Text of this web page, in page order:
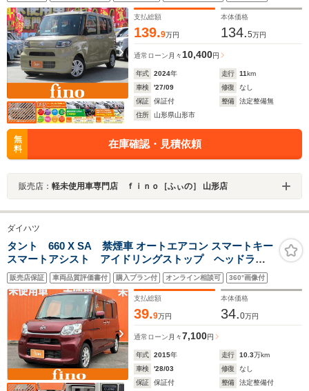
イビーム コーナーセンサー ブレーキ制御付誤発進抑制機
能
支払総額
139.9万円
本体価格
134.5万円
通常ローン 月々 10,400円
年式 2024年 走行 11km
車検
'27/09 修復
なし
保証
保証付 整備
法定整備無
住所
山形県山形市
無
料
在庫確認・見積依頼
販売店： 軽未使用車専門店 ｆｉｎｏ［ふぃの］ 山形店
ダイハツ
タント 660 X SA 禁煙車 オートエアコン スマートキー
スマートアシスト アイドリングストップ ヘッドライ
トレベライザー CDデッキ 横滑り抑制機能 サンシェ
ード バニティーミラー ドリンクホルダー
販売店保証 車両品質評価書付 購入プラン付 オンライン相談可 360°画像付
支払総額
39.9万円
本体価格
34.0万円
通常ローン 月々7,100円
年式 2015年 走行 10.3万km
車検
'28/03 修復
なし
保証
保証付 整備
法定整備付